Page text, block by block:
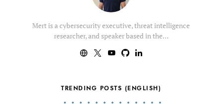
Mert is a cybersecurity executive, threat intelligence
researcher, and speaker based in the…
TRENDING POSTS (ENGLISH)